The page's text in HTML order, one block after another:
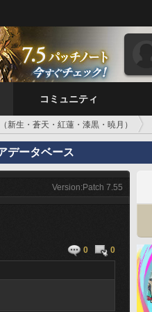
コミュニティ
新生・蒼天・紅蓮・漆黒・暁月）
データベース
Version:Patch 7.55
0
0